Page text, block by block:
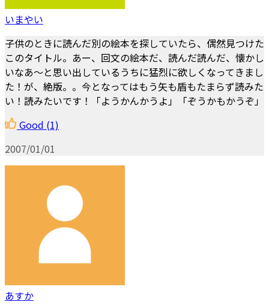
いまやい
子供のときに読んだ別の絵本を探していたら、偶然見つけた
このタイトル。あー、回文の絵本だ、読んだ読んだ、懐かし
いなあ〜と思い出しているうちに猛烈に欲しくなってきまし
た！が、絶版。。今となってはもう矢も盾もたまらず読みた
い！読みたいです！「ようかんかうよ」「ぞうかもかうぞ」
Good (1)
2007/01/01
あすか